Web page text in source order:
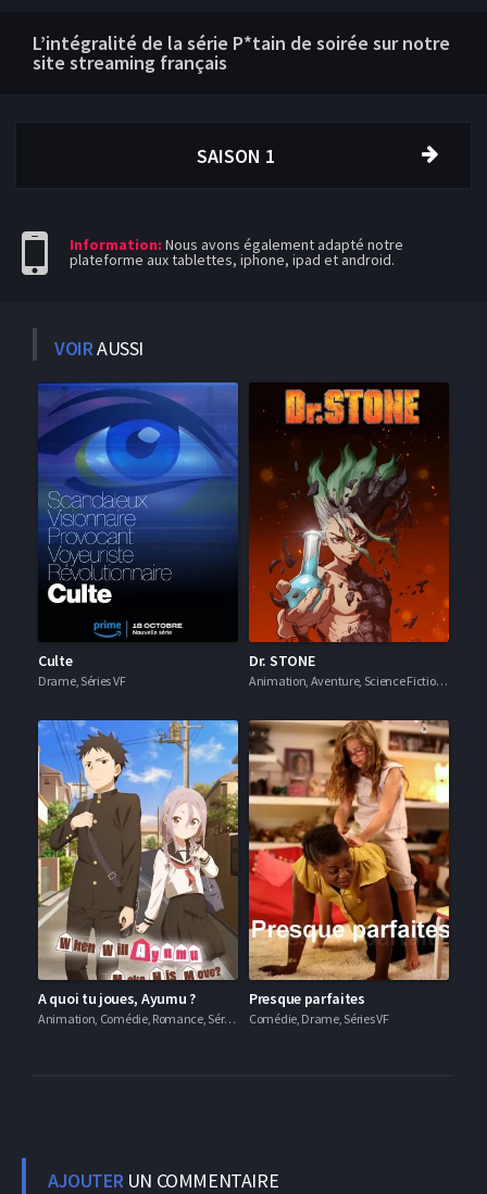
L’intégralité de la série P*tain de soirée sur notre
site streaming français
SAISON 1
Information: Nous avons également adapté notre
plateforme aux tablettes, iphone, ipad et android.
VOIRAUSSI
Culte
Drame, Séries VF
Dr. STONE
Animation, Aventure, Science Fiction, Séries VF
A quoi tu joues, Ayumu ?
Animation, Comédie, Romance, Séries VF
Presque parfaites
Comédie, Drame, Séries VF
AJOUTERUN COMMENTAIRE